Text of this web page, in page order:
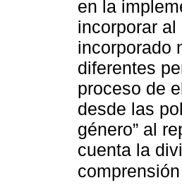
en la
incorporar
incorporado
diferentes
proceso de
desde las
género” al
cuenta la